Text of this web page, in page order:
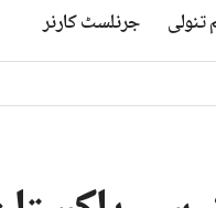
تنولی جرنلسٹ کارنر